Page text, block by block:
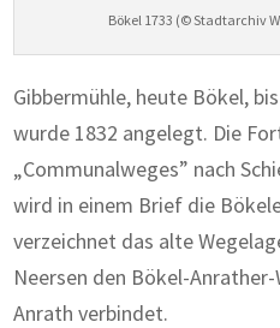
Bökel 1733 (© Stadtarchiv
Gibbermühle, heute Bökel,
wurde 1832 angelegt. Die
„Communalweges” nach
wird in einem Brief die
verzeichnet das alte
Neersen den Bökel-
Anrath verbindet.